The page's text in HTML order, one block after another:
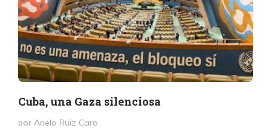
Cuba, una Gaza silenciosa
por Ariela Ruiz Caro